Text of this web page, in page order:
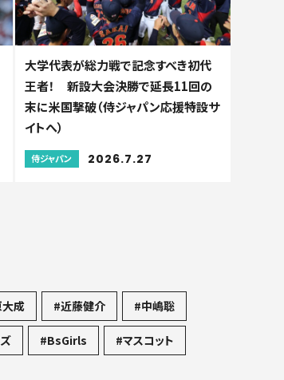
大学代表が総力戦で記念すべき初代
王者！ 新設大会決勝で延長11回の
末に米国撃破（侍ジャパン応援特設サ
イトへ）
侍ジャパン 2026.7.27
成 #近藤健介 #中嶋聡
#BsGirls #マスコット